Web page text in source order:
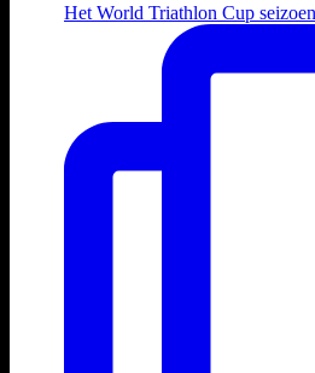
Het World Triathlon Cup